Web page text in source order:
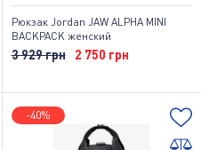
Рюкзак Jordan JAW ALPHA MINI
BACKPACK женский
3 929 грн 2 750 грн
-40%